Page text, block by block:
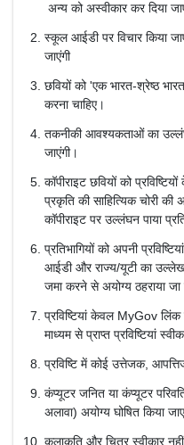
अन्य को अस्वीकार कर दिया
स्कूल आईडी पर विचार किया
जाएंगी
छवियों को 'एक भारत-श्रेष्ठ
करना चाहिए।
तकनीकी आवश्यकताओं का
जाएंगी।
कॉपीराइट छवियों को
प्रकृति की साहित्यिक चोरी
कॉपीराइट पर उल्लंघन पाया
प्रतिभागियों को अपनी
आईडी और राज्य/यूटी का उल्लेख
जमा करने से अयोग्य ठहराया
प्रविष्टियां केवल MyGov लिंक
माध्यम से प्राप्त प्रविष्टियां
प्रविष्टि में कोई उत्तेजक,
कंप्यूटर जनित या कंप्यूटर
अलावा) अयोग्य घोषित किया
कलाकृति और चित्र स्वीकार